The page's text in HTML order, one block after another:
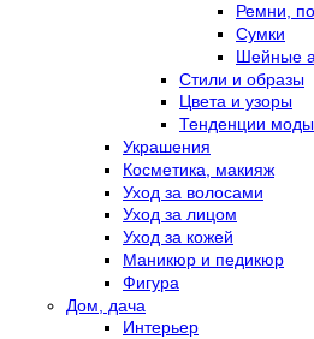
Ремни,
Сумки
Шейные
Стили и образы
Цвета и узоры
Тенденции моды
Украшения
Косметика, макияж
Уход за волосами
Уход за лицом
Уход за кожей
Маникюр и педикюр
Фигура
Дом, дача
Интерьер